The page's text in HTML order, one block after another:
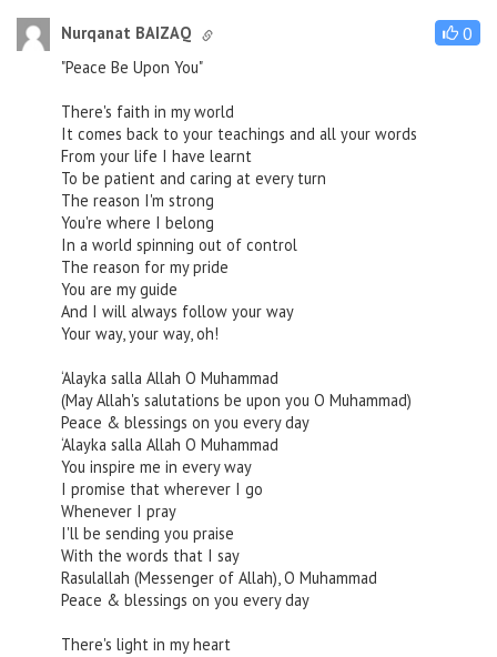
Nurqanat BAIZAQ 0
"Peace Be Upon You"
There's faith in my world
It comes back to your teachings and all your words
From your life I have learnt
To be patient and caring at every turn
The reason I'm strong
You're where I belong
In a world spinning out of control
The reason for my pride
You are my guide
And I will always follow your way
Your way, your way, oh!
‘Alayka salla Allah O Muhammad
(May Allah's salutations be upon you O Muhammad)
Peace & blessings on you every day
‘Alayka salla Allah O Muhammad
You inspire me in every way
I promise that wherever I go
Whenever I pray
I'll be sending you praise
With the words that I say
Rasulallah (Messenger of Allah), O Muhammad
Peace & blessings on you every day
There's light in my heart